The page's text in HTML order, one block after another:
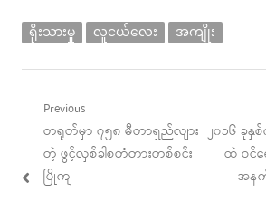
ရိုးသားမှု လူငယ်လေး အကျိုး
Post
navigation
Previous
Previous
post:
တရုတ်မှာ ၇၅၈ မီတာရှည်လျား
တဲ့ ဖွင့်လှစ်ခါစတံတားတစ်စင်း
ပြိုကျ
Next
post:
၂၀၁၆ ခု
ထဲ ဝင်ရ
အန